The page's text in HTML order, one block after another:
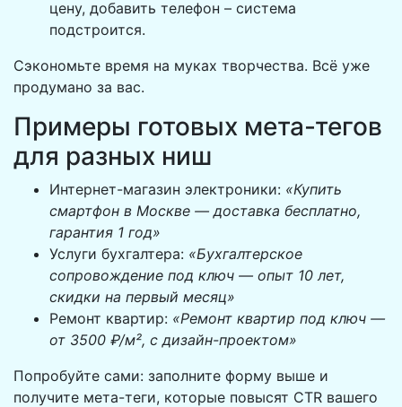
цену, добавить телефон – система
подстроится.
Сэкономьте время на муках творчества. Всё уже
продумано за вас.
Примеры готовых мета-тегов
для разных ниш
Интернет-магазин электроники: «Купить
смартфон в Москве — доставка бесплатно,
гарантия 1 год»
Услуги бухгалтера: «Бухгалтерское
сопровождение под ключ — опыт 10 лет,
скидки на первый месяц»
Ремонт квартир: «Ремонт квартир под ключ —
от 3500 ₽/м², с дизайн-проектом»
Попробуйте сами: заполните форму выше и
получите мета-теги, которые повысят CTR вашего